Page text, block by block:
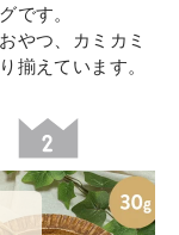
です。
やつ、カミカミ
揃えています。